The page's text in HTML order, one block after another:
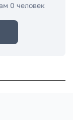
0 человек